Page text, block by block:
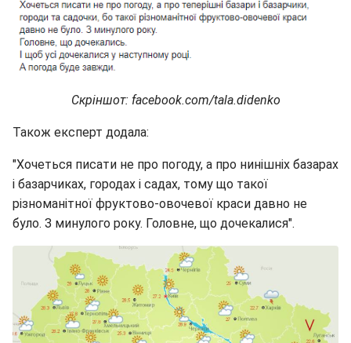
Скріншот: facebook.com/tala.didenko
Також експерт додала:
"Хочеться писати не про погоду, а про нинішніх базарах
і базарчиках, городах і садах, тому що такої
різноманітної фруктово-овочевої краси давно не
було. З минулого року. Головне, що дочекалися".